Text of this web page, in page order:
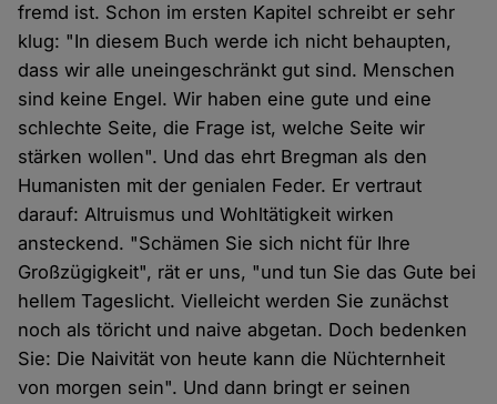
fremd ist. Schon im ersten Kapitel schreibt er sehr
klug: "In diesem Buch werde ich nicht behaupten,
dass wir alle uneingeschränkt gut sind. Menschen
sind keine Engel. Wir haben eine gute und eine
schlechte Seite, die Frage ist, welche Seite wir
stärken wollen". Und das ehrt Bregman als den
Humanisten mit der genialen Feder. Er vertraut
darauf: Altruismus und Wohltätigkeit wirken
ansteckend. "Schämen Sie sich nicht für Ihre
Großzügigkeit", rät er uns, "und tun Sie das Gute bei
hellem Tageslicht. Vielleicht werden Sie zunächst
noch als töricht und naive abgetan. Doch bedenken
Sie: Die Naivität von heute kann die Nüchternheit
von morgen sein". Und dann bringt er seinen